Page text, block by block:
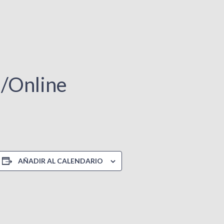
Online
AÑADIR AL CALENDARIO